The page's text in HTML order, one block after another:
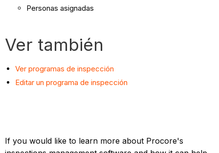
Personas asignadas
Ver también
Ver programas de inspección
Editar un programa de inspección
If you would like to learn more about Procore's